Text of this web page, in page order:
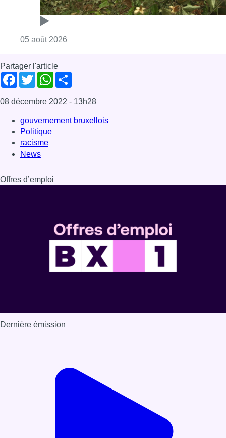
05 août 2026
Partager l'article
Facebook
TwitterWhatsApp
08 décembre 2022 - 13h28
gouvernement bruxellois
Politique
racisme
News
Offres d’emploi
Dernière émission